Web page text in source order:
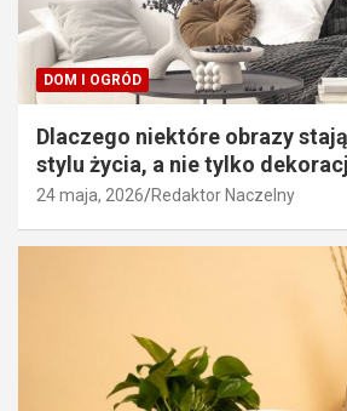
DOM I OGRÓD
Dlaczego niektóre obrazy
stylu życia, a nie tylko
24 maja, 2026 Redaktor Naczelny